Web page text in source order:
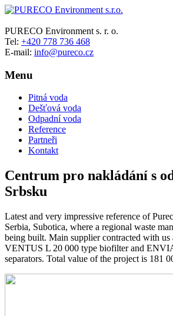
PURECO
Environment
s.r.o.
The
PURECO Environment s. r. o.
Tel: +420 778 736 468
E-mail: info@pureco.cz
Menu
Pitná voda
Dešťová voda
Odpadní voda
Reference
Partneři
Kontakt
Centrum pro nakládání s
Srbsku
Latest and very impressive reference of
Serbia, Subotica, where a regional waste
being built. Main supplier contracted with us
VENTUS L 20 000 type biofilter and
separators. Total value of the project is 181